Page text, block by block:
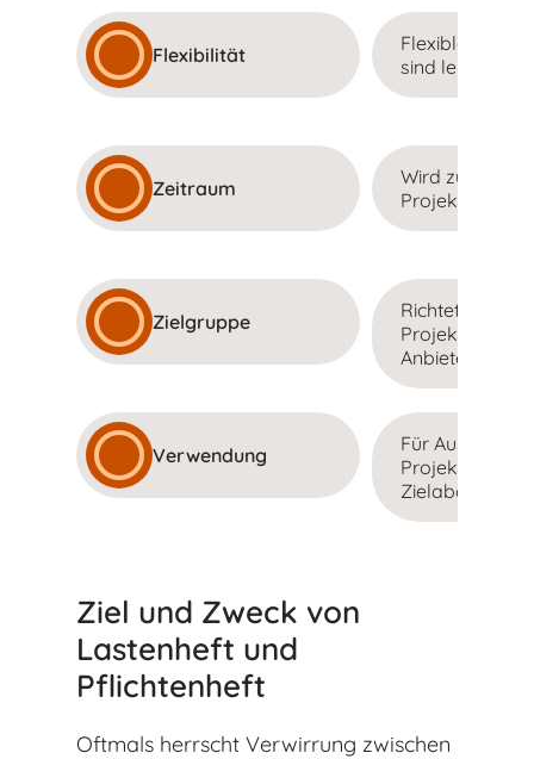
Flexibilität
Flexibler,
sind leicht
Zeitraum
Wird zu
Projekts
Zielgruppe
Richtet sich an
Anbieter.
Verwendung
Für
Ziel und Zweck von
Lastenheft und
Pflichtenheft
Oftmals herrscht Verwirrung zwischen